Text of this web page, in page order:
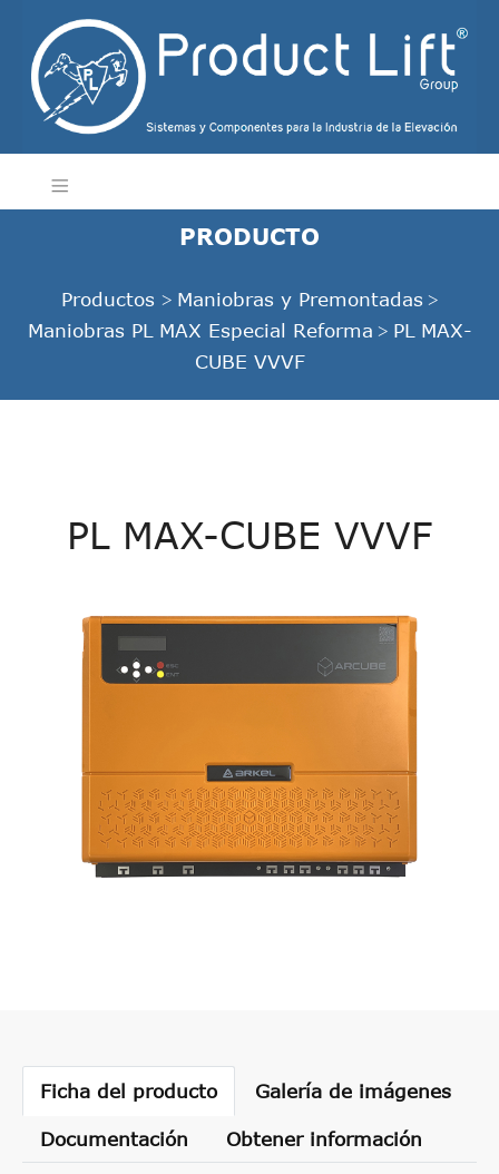
PRODUCTO
Productos > Maniobras y Premontadas >
Maniobras PL MAX Especial Reforma > PL MAX-
CUBE VVVF
PL MAX-CUBE VVVF
Ficha del producto Galería de imágenes
Documentación Obtener información